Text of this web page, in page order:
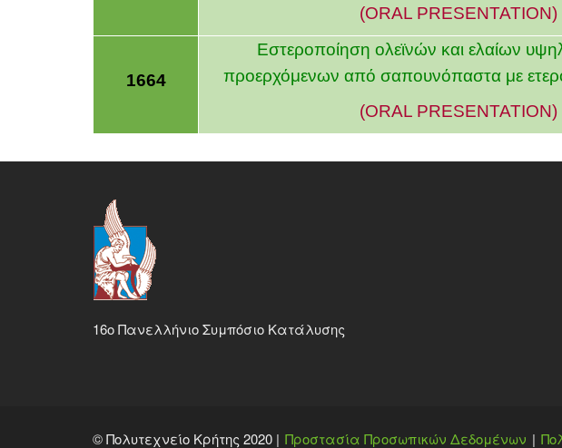
(ORAL PRESENTATION)
1664
Εστεροποίηση ολεϊνών και ελαίων
προερχόμενων από σαπουνόπαστα με
(ORAL PRESENTATION)
16ο Πανελλήνιο Συμπόσιο Κατάλυσης
© Πολυτεχνείο Κρήτης 2020 | Προστασία Προσωπικών Δεδομένων